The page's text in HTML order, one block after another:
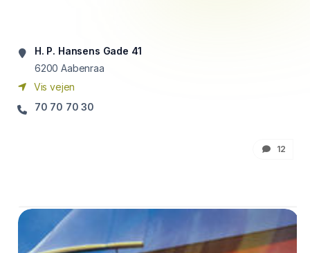
H. P. Hansens Gade 41
6200 Aabenraa
Vis vejen
70 70 70 30
12